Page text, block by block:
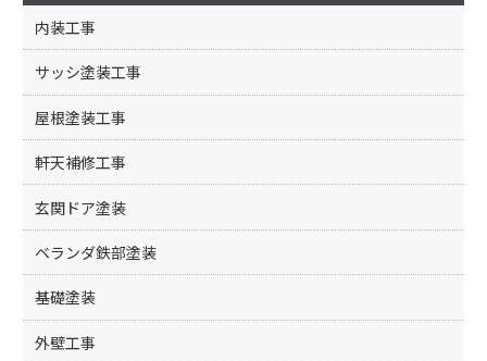
内装工事
サッシ塗装工事
屋根塗装工事
軒天補修工事
玄関ドア塗装
ベランダ鉄部塗装
基礎塗装
外壁工事